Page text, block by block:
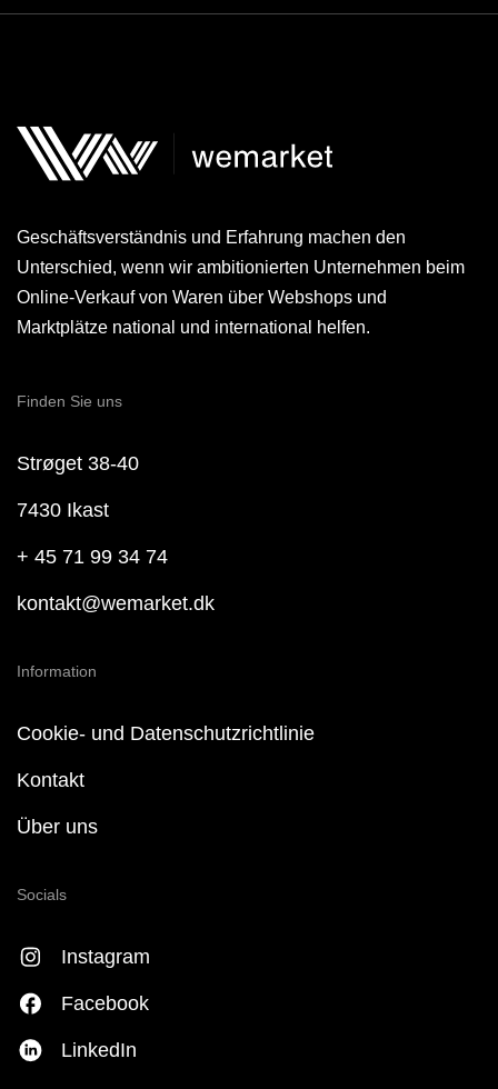
Geschäftsverständnis und Erfahrung machen den
Unterschied, wenn wir ambitionierten Unternehmen beim
Online-Verkauf von Waren über Webshops und
Marktplätze national und international helfen.
Finden Sie uns
Strøget 38-40
7430 Ikast
+ 45 71 99 34 74
kontakt@wemarket.dk
Information
Cookie- und Datenschutzrichtlinie
Kontakt
Über uns
Socials
Instagram
Facebook
LinkedIn